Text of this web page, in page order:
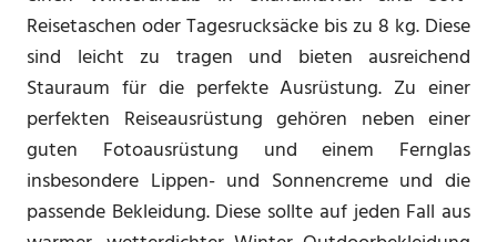
Reisetaschen oder Tagesrucksäcke bis zu 8 kg. Diese
sind leicht zu tragen und bieten ausreichend
Stauraum für die perfekte Ausrüstung. Zu einer
perfekten Reiseausrüstung gehören neben einer
guten Fotoausrüstung und einem Fernglas
insbesondere Lippen- und Sonnencreme und die
passende Bekleidung. Diese sollte auf jeden Fall aus